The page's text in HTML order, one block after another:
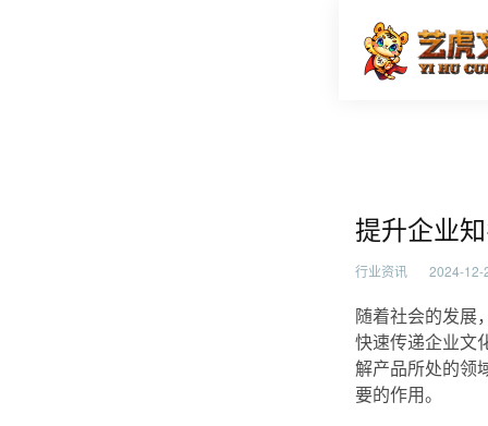
提升企
提升企业
行业资讯 2024-12-
随着社会的发展
快速传递企业文
解产品所处的领
要的作用。